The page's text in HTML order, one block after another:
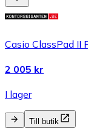
Casio ClassPad II
2 005 kr
I lager
Till butik